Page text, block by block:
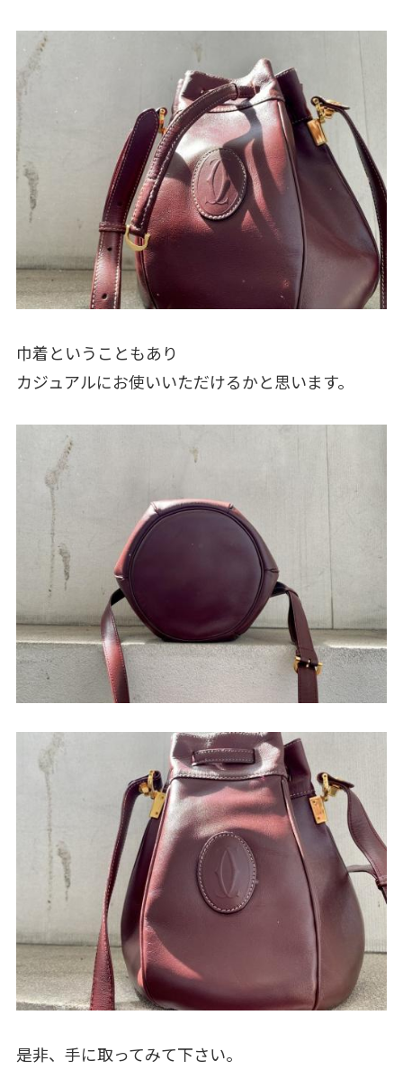
巾着ということもあり
カジュアルにお使いいただけるかと思います。
是非、手に取ってみて下さい。